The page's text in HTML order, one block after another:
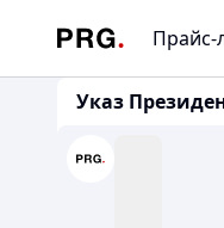
Прайс-
Указ